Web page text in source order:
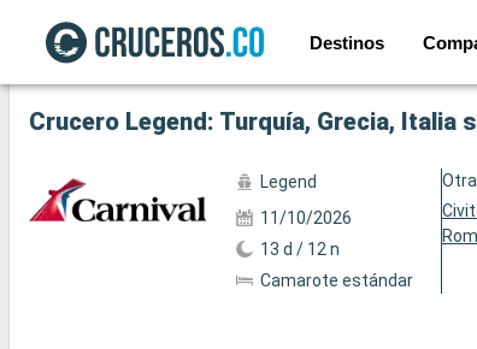
Destinos
Ver las 21 fotos siguientes
Crucero Legend: Turquía, Grecia, Italia
Legend
11/10/2026
13 d / 12 n
Camarote estándar